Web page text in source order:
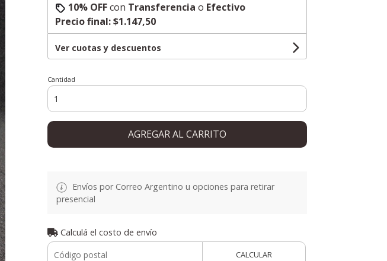
10% OFFcon Transferencia o Efectivo
Precio final:$1.147,50
Ver cuotas y descuentos
Cantidad
AGREGAR AL CARRITO
Envíos por Correo Argentino u opciones para retirar
presencial
Calculá el costo de envío
CALCULAR